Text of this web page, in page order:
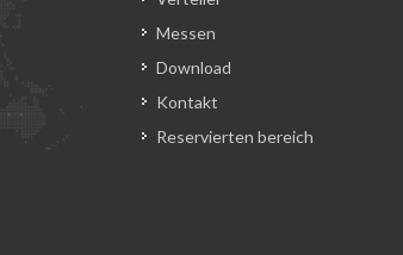
Messen
Download
Kontakt
Reservierten bereich